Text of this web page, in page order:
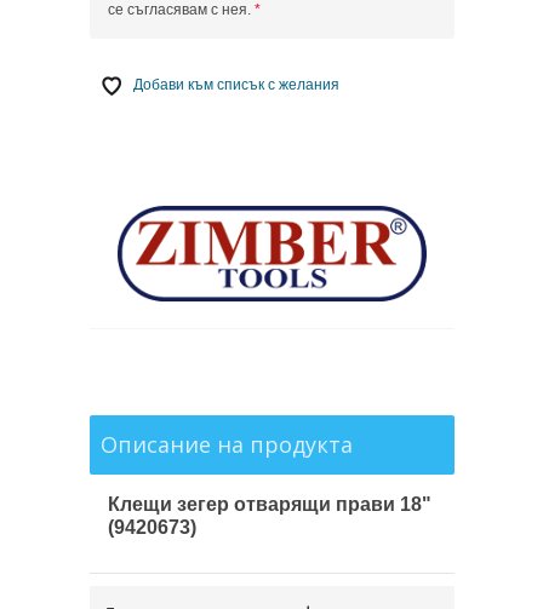
се съгласявам с нея.
Добави към списък с желания
Описание на продукта
Клещи зегер отварящи прави 18"
(9420673)